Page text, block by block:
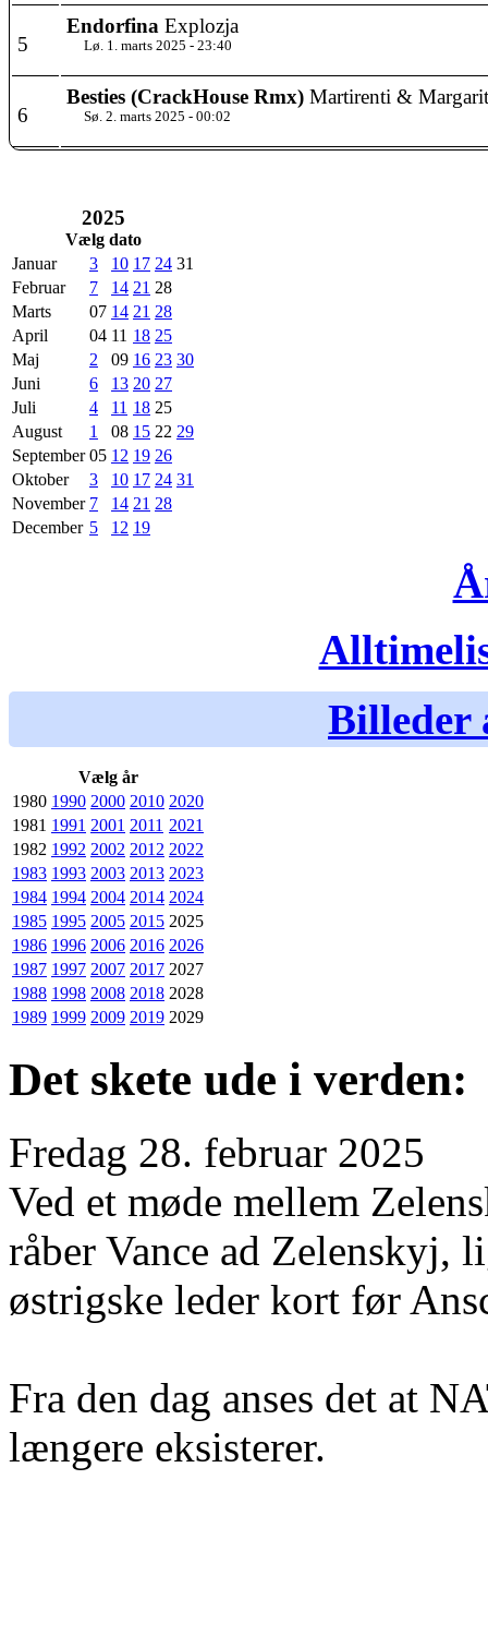
5
Endorfina Explozja
Lø. 1. marts 2025 - 23:40
6
Besties (CrackHouse Rmx) Martirenti &
Sø. 2. marts 2025 - 00:02
2025
Vælg dato
Januar
3 10 17 24 31
Februar
7 14 21 28
Marts
07 14 21 28
April
04 11 18 25
Maj
2 09 16 23 30
Juni
6 13 20 27
Juli
4 11 18 25
August
1 08 15 22 29
September 05 12 19 26
Oktober
3 10 17 24 31
November 7 14 21 28
December 5 12 19
Billeder
Vælg år
1980 1990 2000 2010 2020
1981 1991 2001 2011 2021
1982 1992 2002 2012 2022
1983 1993 2003 2013 2023
1984 1994 2004 2014 2024
1985 1995 2005 2015 2025
1986 1996 2006 2016 2026
1987 1997 2007 2017 2027
1988 1998 2008 2018 2028
1989 1999 2009 2019 2029
Det skete ude i verden:
Fredag 28. februar 2025
Ved et møde mellem
råber Vance ad Zelenskyj,
østrigske leder kort før
Fra den dag anses det at
længere eksisterer.